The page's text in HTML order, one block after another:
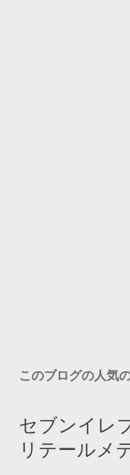
このブログの人気
セブンイレ
リテールメ